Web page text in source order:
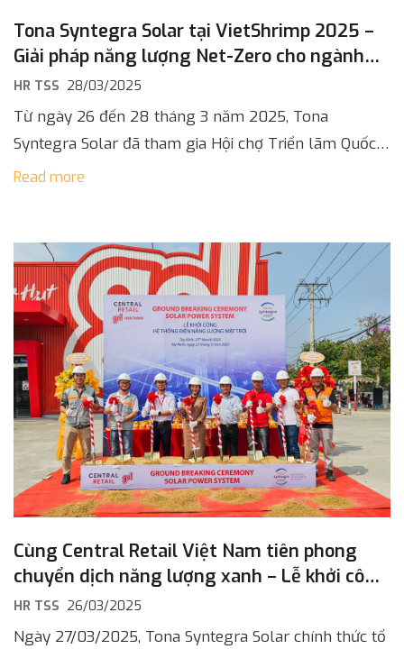
Tona Syntegra Solar tại VietShrimp 2025 –
Giải pháp năng lượng Net-Zero cho ngành
nuôi tôm bền vững
HR TSS 28/03/2025
Từ ngày 26 đến 28 tháng 3 năm 2025, Tona
Syntegra Solar đã tham gia Hội chợ Triển lãm Quốc
tế Công nghệ ngành tôm Việt Nam được tổ chức […]
Read more
Cùng Central Retail Việt Nam tiên phong
chuyển dịch năng lượng xanh – Lễ khởi công
tại go! Hoà Thành
HR TSS 26/03/2025
Ngày 27/03/2025, Tona Syntegra Solar chính thức tổ